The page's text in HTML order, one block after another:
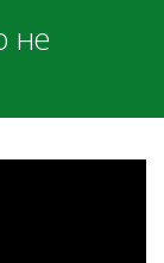
не